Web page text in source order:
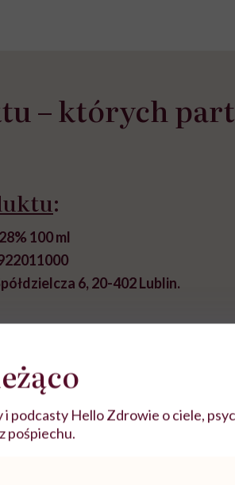
– których
:
100 ml
6, 20-402 Lublin.
podcasty Hello Zdrowie o ciele,
pośpiechu.